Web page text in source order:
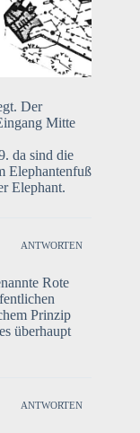
Der
Mitte
da sind die
Elephantenfuß
Elephant.
ANTWORTEN
Rote
Prinzip
überhaupt
ANTWORTEN